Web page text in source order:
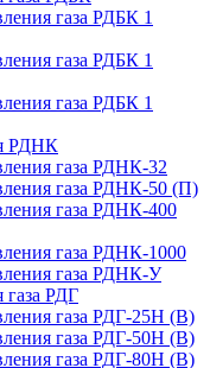
газа РДБК 1
газа РДБК 1
газа РДБК 1
РДНК
газа РДНК-32
газа РДНК-50 (П)
газа РДНК-400
газа РДНК-1000
газа РДНК-У
газа РДГ
газа РДГ-25Н (В)
газа РДГ-50Н (В)
газа РДГ-80Н (В)